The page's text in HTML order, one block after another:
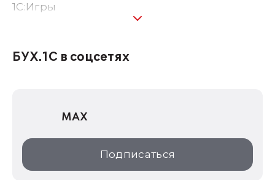
1C:Игры
1С:Консалтинг
1С:Дистрибьюция
1С:Образование
ИТС.1C.ru
БУХ.1С в соцсетях
MAX
Подписаться